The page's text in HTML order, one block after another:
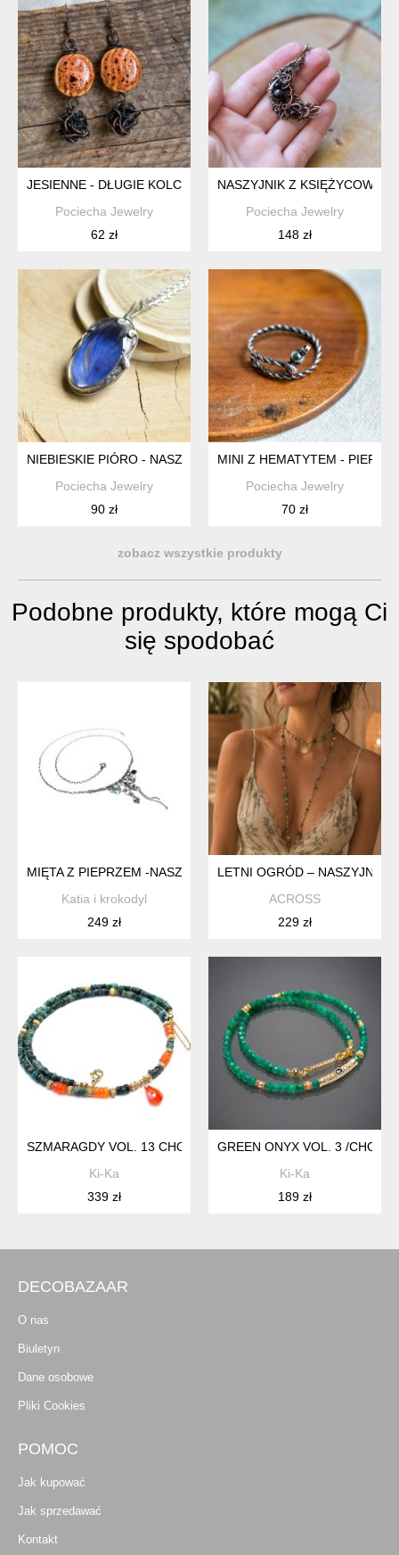
JESIENNE - DŁUGIE KOLCZYKI Z MIEDZI I CERAMIKI
Pociecha Jewelry
62 zł
NASZYJNIK Z
Pociecha Jewelry
148 zł
NIEBIESKIE PIÓRO - NASZYJNIK Z PIÓREM W SZKLE
Pociecha Jewelry
90 zł
MINI Z HEMATYTEM -
Pociecha Jewelry
70 zł
zobacz wszystkie produkty
Podobne produkty, które mogą Ci
się spodobać
MIĘTA Z PIEPRZEM -NASZYJNIK
Katia i krokodyl
249 zł
LETNI OGRÓD – NASZYJNIK /
ACROSS
229 zł
SZMARAGDY VOL. 13 CHOKER - SZLACHETNA KOLEKCJA /
Ki-Ka
339 zł
GREEN ONYX VOL. 3 /
Ki-Ka
189 zł
DECOBAZAAR
O nas
Biuletyn
Dane osobowe
Pliki Cookies
POMOC
Jak kupować
Jak sprzedawać
Kontakt